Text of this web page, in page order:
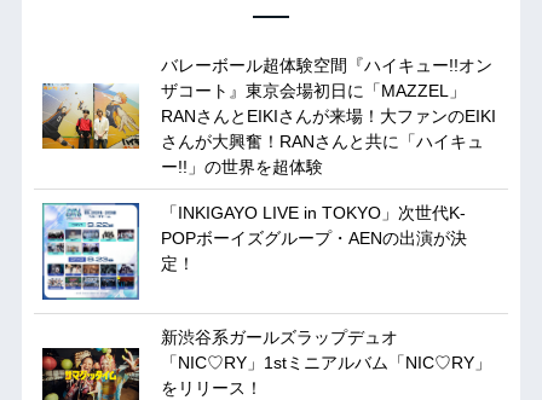
バレーボール超体験空間『ハイキュー!!オン
ザコート』東京会場初日に「MAZZEL」
RANさんとEIKIさんが来場！大ファンのEIKI
さんが大興奮！RANさんと共に「ハイキュ
ー!!」の世界を超体験
「INKIGAYO LIVE in TOKYO」次世代K-
POPボーイズグループ・AENの出演が決
定！
新渋谷系ガールズラップデュオ
「NIC♡RY」1stミニアルバム「NIC♡RY」
をリリース！